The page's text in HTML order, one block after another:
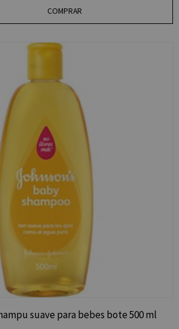
COMPRAR
suave para bebes bote 500 ml